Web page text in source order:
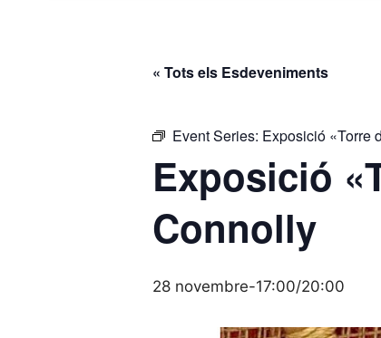
« Tots els Esdeveniments
Event Series: Exposició «Torre
Exposició
Connolly
28 novembre-17:00/20:00